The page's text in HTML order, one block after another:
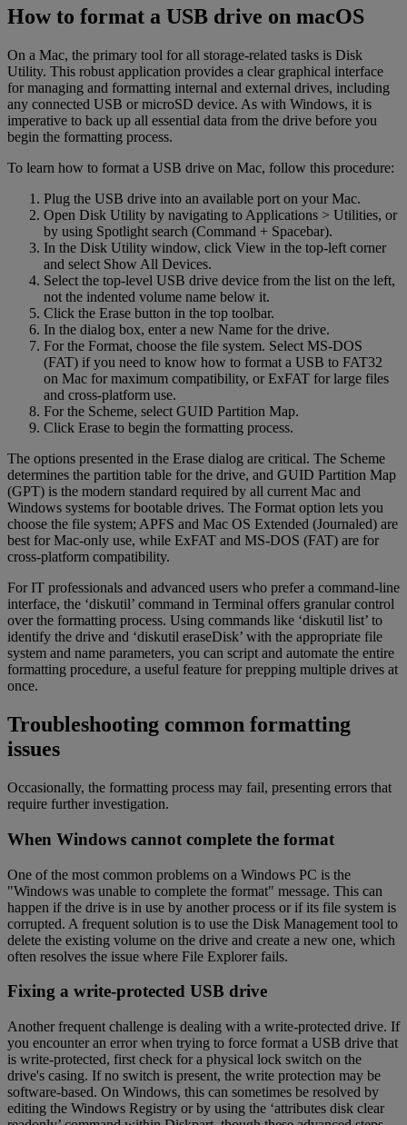
How to format a USB drive on macOS
On a Mac, the primary tool for all storage-related tasks is Disk
Utility. This robust application provides a clear graphical interface
for managing and formatting internal and external drives, including
any connected USB or microSD device. As with Windows, it is
imperative to back up all essential data from the drive before you
begin the formatting process.
To learn how to format a USB drive on Mac, follow this procedure:
Plug the USB drive into an available port on your Mac.
Open Disk Utility by navigating to Applications > Utilities, or
by using Spotlight search (Command + Spacebar).
In the Disk Utility window, click View in the top-left corner
and select Show All Devices.
Select the top-level USB drive device from the list on the left,
not the indented volume name below it.
Click the Erase button in the top toolbar.
In the dialog box, enter a new Name for the drive.
For the Format, choose the file system. Select MS-DOS
(FAT) if you need to know how to format a USB to FAT32
on Mac for maximum compatibility, or ExFAT for large files
and cross-platform use.
For the Scheme, select GUID Partition Map.
Click Erase to begin the formatting process.
The options presented in the Erase dialog are critical. The Scheme
determines the partition table for the drive, and GUID Partition Map
(GPT) is the modern standard required by all current Mac and
Windows systems for bootable drives. The Format option lets you
choose the file system; APFS and Mac OS Extended (Journaled) are
best for Mac-only use, while ExFAT and MS-DOS (FAT) are for
cross-platform compatibility.
For IT professionals and advanced users who prefer a command-line
interface, the ‘diskutil’ command in Terminal offers granular control
over the formatting process. Using commands like ‘diskutil list’ to
identify the drive and ‘diskutil eraseDisk’ with the appropriate file
system and name parameters, you can script and automate the entire
formatting procedure, a useful feature for prepping multiple drives at
once.
Troubleshooting common formatting
issues
Occasionally, the formatting process may fail, presenting errors that
require further investigation.
When Windows cannot complete the format
One of the most common problems on a Windows PC is the
"Windows was unable to complete the format" message. This can
happen if the drive is in use by another process or if its file system is
corrupted. A frequent solution is to use the Disk Management tool to
delete the existing volume on the drive and create a new one, which
often resolves the issue where File Explorer fails.
Fixing a write-protected USB drive
Another frequent challenge is dealing with a write-protected drive. If
you encounter an error when trying to force format a USB drive that
is write-protected, first check for a physical lock switch on the
drive's casing. If no switch is present, the write protection may be
software-based. On Windows, this can sometimes be resolved by
editing the Windows Registry or by using the ‘attributes disk clear